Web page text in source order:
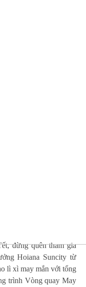
đừng quên tham gia
Hoiana Suncity từ
lì xì may mắn với tổng
trình Vòng quay May